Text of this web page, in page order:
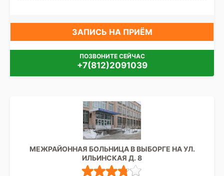
ЗАПИСЬ НА ПРИЁМ
ПОЗВОНИТЕ СЕЙЧАС
+7(812)2091039
МЕЖРАЙОННАЯ БОЛЬНИЦА В ВЫБОРГЕ НА УЛ.
ИЛЬИНСКАЯ Д. 8